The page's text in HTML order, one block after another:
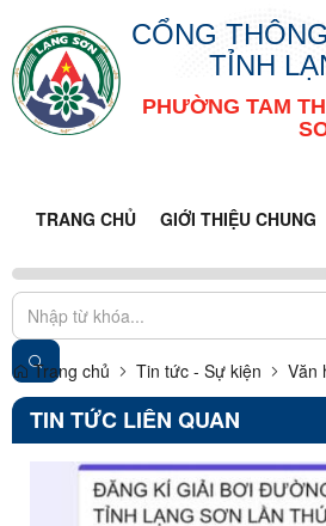
CỔNG
TỈNH
PHƯỜNG TAM
TRANG CHỦ GIỚI THIỆU CHUNG
Trang chủ Tin tức - Sự kiện Văn
TIN TỨC LIÊN QUAN